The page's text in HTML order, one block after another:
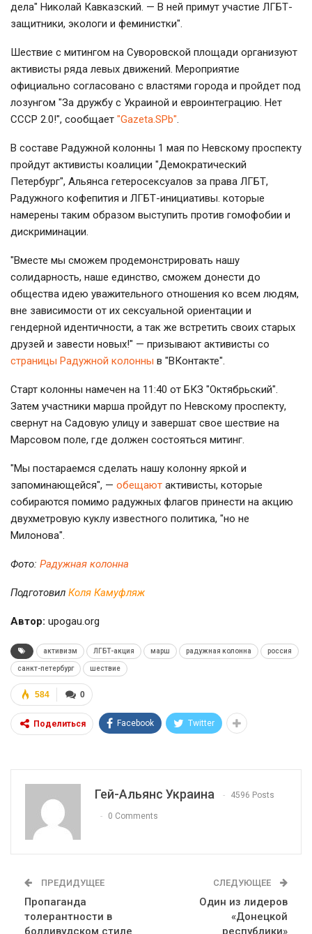
дела" Николай Кавказский. — В ней примут участие ЛГБТ-
защитники, экологи и феминистки".
Шествие с митингом на Суворовской площади организуют
активисты ряда левых движений. Мероприятие
официально согласовано с властями города и пройдет под
лозунгом "За дружбу с Украиной и евроинтеграцию. Нет
СССР 2.0!", сообщает "Gazeta.SPb".
В составе Радужной колонны 1 мая по Невскому проспекту
пройдут активисты коалиции "Демократический
Петербург", Альянса гетеросексуалов за права ЛГБТ,
Радужного кофепития и ЛГБТ-инициативы. которые
намерены таким образом выступить против гомофобии и
дискриминации.
"Вместе мы сможем продемонстрировать нашу
солидарность, наше единство, сможем донести до
общества идею уважительного отношения ко всем людям,
вне зависимости от их сексуальной ориентации и
гендерной идентичности, а так же встретить своих старых
друзей и завести новых!" — призывают активисты со
страницы Радужной колонны в "ВКонтакте".
Старт колонны намечен на 11:40 от БКЗ "Октябрьский".
Затем участники марша пройдут по Невскому проспекту,
свернут на Садовую улицу и завершат свое шествие на
Марсовом поле, где должен состояться митинг.
"Мы постараемся сделать нашу колонну яркой и
запоминающейся", — обещают активисты, которые
собираются помимо радужных флагов принести на акцию
двухметровую куклу известного политика, "но не
Милонова".
Фото: Радужная колонна
Подготовил Коля Камуфляж
Автор: upogau.org
активизм ЛГБТ-акция марш радужная колонна россия
санкт-петербург шествие
0
584
Поделиться Facebook Twitter
Гей-Альянс Украина 4596 Posts
0 Comments
ПРЕДИДУЩЕЕ
Пропаганда
толерантности в
болливудском стиле
СЛЕДУЮЩЕЕ
Один из лидеров
«Донецкой
республики»